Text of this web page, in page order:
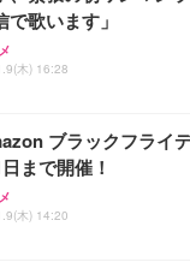
で歌います」
木) 16:28
ブラックフライ
まで開催！
木) 14:20